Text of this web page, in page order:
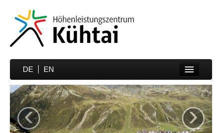
DE
EN
Home
Sportarten
Preise
‹ ›